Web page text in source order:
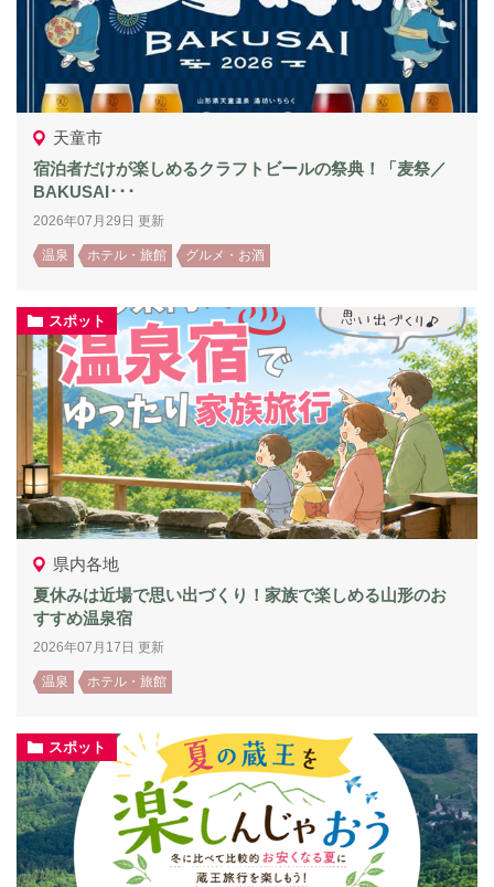
天童市
宿泊者だけが楽しめるクラフトビールの祭典！「麦祭／
BAKUSAI･･･
2026年07月29日 更新
温泉 ホテル・旅館 グルメ・お酒
スポット
県内各地
夏休みは近場で思い出づくり！家族で楽しめる山形のお
すすめ温泉宿
2026年07月17日 更新
温泉 ホテル・旅館
スポット